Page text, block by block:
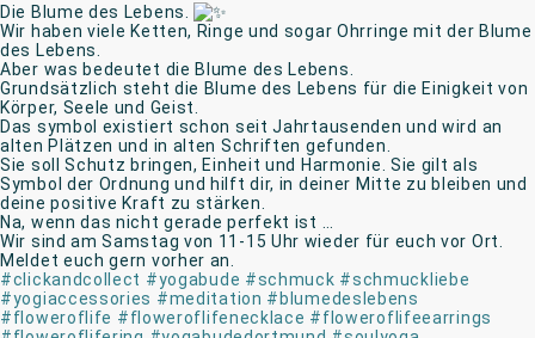
Die Blume des Lebens.
Wir haben viele Ketten, Ringe und sogar Ohrringe mit der Blume
des Lebens.
Aber was bedeutet die Blume des Lebens.
Grundsätzlich steht die Blume des Lebens für die Einigkeit von
Körper, Seele und Geist.
Das symbol existiert schon seit Jahrtausenden und wird an
alten Plätzen und in alten Schriften gefunden.
Sie soll Schutz bringen, Einheit und Harmonie. Sie gilt als
Symbol der Ordnung und hilft dir, in deiner Mitte zu bleiben und
deine positive Kraft zu stärken.
Na, wenn das nicht gerade perfekt ist …
Wir sind am Samstag von 11-15 Uhr wieder für euch vor Ort.
Meldet euch gern vorher an.
#clickandcollect #yogabude #schmuck #schmuckliebe
#yogiaccessories #meditation #blumedeslebens
#floweroflife #floweroflifenecklace #floweroflifeearrings